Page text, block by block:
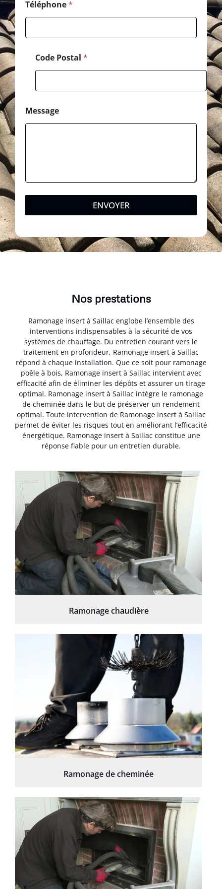
Téléphone*
Code Postal *
s
t
a
l
Message
ENVOYER
Nos prestations
Ramonage insert à Saillac englobe l’ensemble des
interventions indispensables à la sécurité de vos
systèmes de chauffage. Du entretien courant vers le
traitement en profondeur, Ramonage insert à Saillac
répond à chaque installation. Que ce soit pour ramonage
poêle à bois, Ramonage insert à Saillac intervient avec
efficacité afin de éliminer les dépôts et assurer un tirage
optimal. Ramonage insert à Saillac intègre le ramonage
de cheminée dans le but de préserver un rendement
optimal. Toute intervention de Ramonage insert à Saillac
permet de éviter les risques tout en améliorant l’efficacité
énergétique. Ramonage insert à Saillac constitue une
réponse fiable pour un entretien durable.
Ramonage chaudière
Ramonage de cheminée